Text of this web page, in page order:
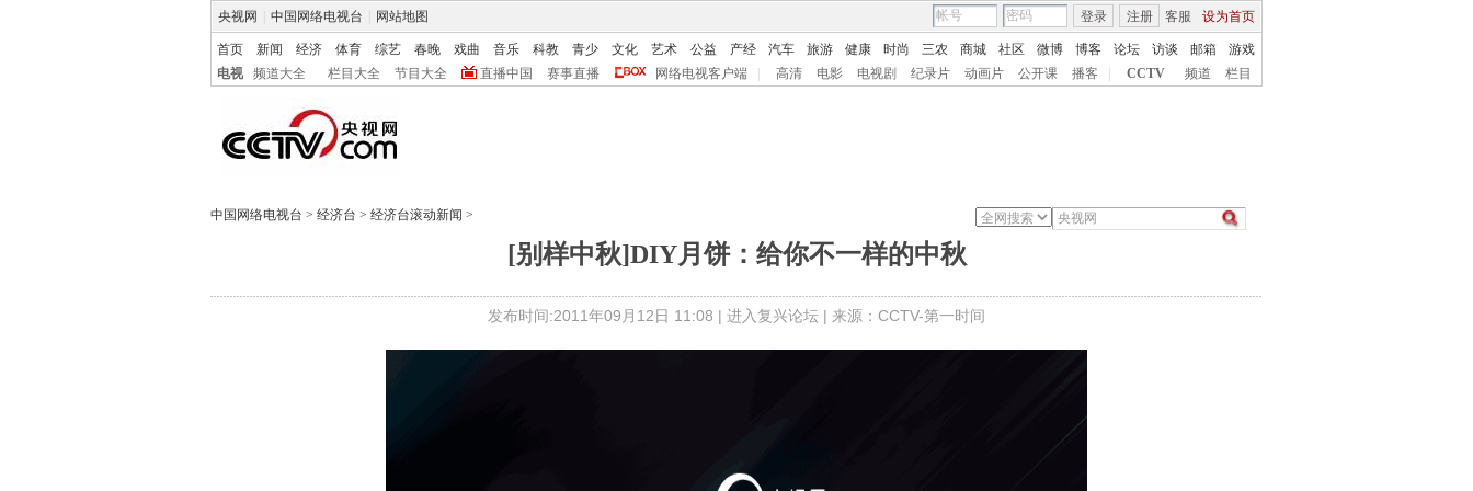
央视网 中国网络电视台 网站地图 客服 设为首页
登录 注册
首页 新闻 经济 体育 综艺 春晚 戏曲 音乐 科教 青少 文化 艺术 公益 产经 汽车 旅游 健康 时尚 三农 商城 社区 微博 博客 论坛 访谈 邮箱
游戏
电视
频道大全 栏目大全 节目大全 直播中国 赛事直播 网络电视客户端 高清 电影 电视剧 纪录片 动画片 公开课 播客 CCTV 频道 栏目
中国网络电视台 > 经济台 > 经济台滚动新闻 >
[别样中秋]DIY月饼：给你不一样的中秋
发布时间:2011年09月12日 11:08 | 进入复兴论坛 | 来源：CCTV-第一时间